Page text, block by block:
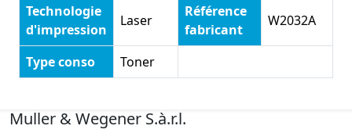
Technologie
d'impression
Laser
Référence
fabricant
W2032A
Type conso Toner
Muller & Wegener S.à.r.l.